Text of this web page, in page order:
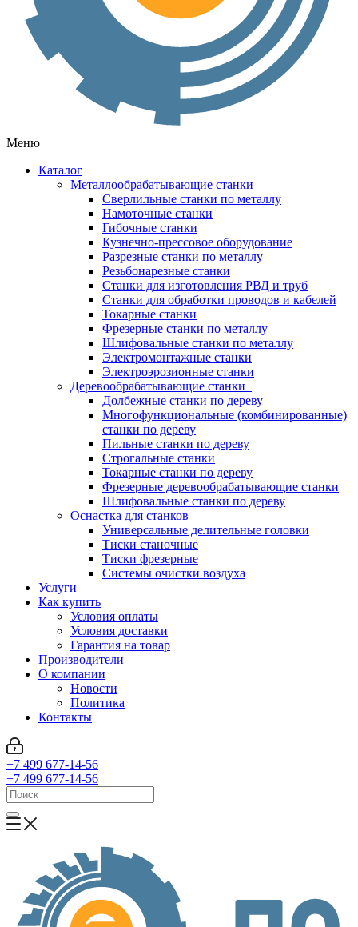
Меню
Каталог
Металлообрабатывающие станки
Сверлильные станки по металлу
Намоточные станки
Гибочные станки
Кузнечно-прессовое оборудование
Разрезные станки по металлу
Резьбонарезные станки
Станки для изготовления РВД и труб
Станки для обработки проводов и кабелей
Токарные станки
Фрезерные станки по металлу
Шлифовальные станки по металлу
Электромонтажные станки
Электроэрозионные станки
Деревообрабатывающие станки
Долбежные станки по дереву
Многофункциональные (комбинированные)
станки по дереву
Пильные станки по дереву
Строгальные станки
Токарные станки по дереву
Фрезерные деревообрабатывающие станки
Шлифовальные станки по дереву
Оснастка для станков
Универсальные делительные головки
Тиски станочные
Тиски фрезерные
Системы очистки воздуха
Услуги
Как купить
Условия оплаты
Условия доставки
Гарантия на товар
Производители
О компании
Новости
Политика
Контакты
+7 499 677-14-56
+7 499 677-14-56